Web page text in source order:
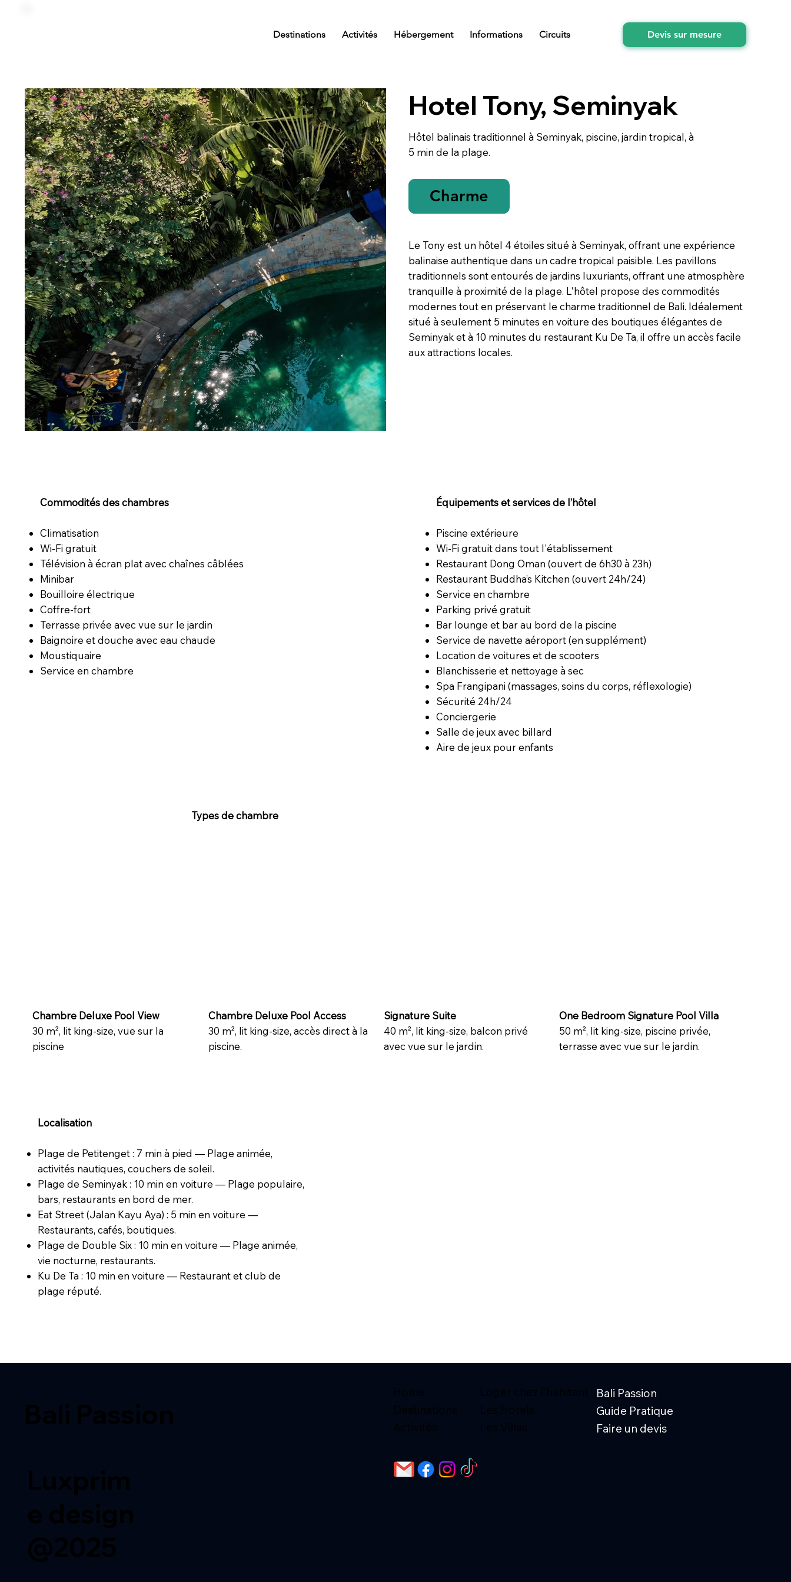
Destinations Activités Hébergement Informations Circuits Devis sur mesure
Hotel Tony, Seminyak
Hôtel balinais traditionnel à Seminyak, piscine, jardin tropical, à
5 min de la plage.
Charme
Le Tony est un hôtel 4 étoiles situé à Seminyak, offrant une expérience
balinaise authentique dans un cadre tropical paisible. Les pavillons
traditionnels sont entourés de jardins luxuriants, offrant une atmosphère
tranquille à proximité de la plage. L'hôtel propose des commodités
modernes tout en préservant le charme traditionnel de Bali. Idéalement
situé à seulement 5 minutes en voiture des boutiques élégantes de
Seminyak et à 10 minutes du restaurant Ku De Ta, il offre un accès facile
aux attractions locales.
Commodités des chambres
Climatisation
Wi-Fi gratuit
Télévision à écran plat avec chaînes câblées
Minibar
Bouilloire électrique
Coffre-fort
Terrasse privée avec vue sur le jardin
Baignoire et douche avec eau chaude
Moustiquaire
Service en chambre
Équipements et services de l’hôtel
Piscine extérieure
Wi-Fi gratuit dans tout l'établissement
Restaurant Dong Oman (ouvert de 6h30 à 23h)
Restaurant Buddha’s Kitchen (ouvert 24h/24)
Service en chambre
Parking privé gratuit
Bar lounge et bar au bord de la piscine
Service de navette aéroport (en supplément)
Location de voitures et de scooters
Blanchisserie et nettoyage à sec
Spa Frangipani (massages, soins du corps, réflexologie)
Sécurité 24h/24
Conciergerie
Salle de jeux avec billard
Aire de jeux pour enfants
Types de chambre
Chambre Deluxe Pool View
30 m², lit king-size, vue sur la
piscine
Chambre Deluxe Pool Access
30 m², lit king-size, accès direct à la
piscine.
Signature Suite
40 m², lit king-size, balcon privé
avec vue sur le jardin.
One Bedroom Signature Pool Villa
50 m², lit king-size, piscine privée,
terrasse avec vue sur le jardin.
Localisation
Plage de Petitenget : 7 min à pied — Plage animée,
activités nautiques, couchers de soleil.
Plage de Seminyak : 10 min en voiture — Plage populaire,
bars, restaurants en bord de mer.
Eat Street (Jalan Kayu Aya) : 5 min en voiture —
Restaurants, cafés, boutiques.
Plage de Double Six : 10 min en voiture — Plage animée,
vie nocturne, restaurants.
Ku De Ta : 10 min en voiture — Restaurant et club de
plage réputé.
Bali Passion
Guide Pratique
Faire un devis